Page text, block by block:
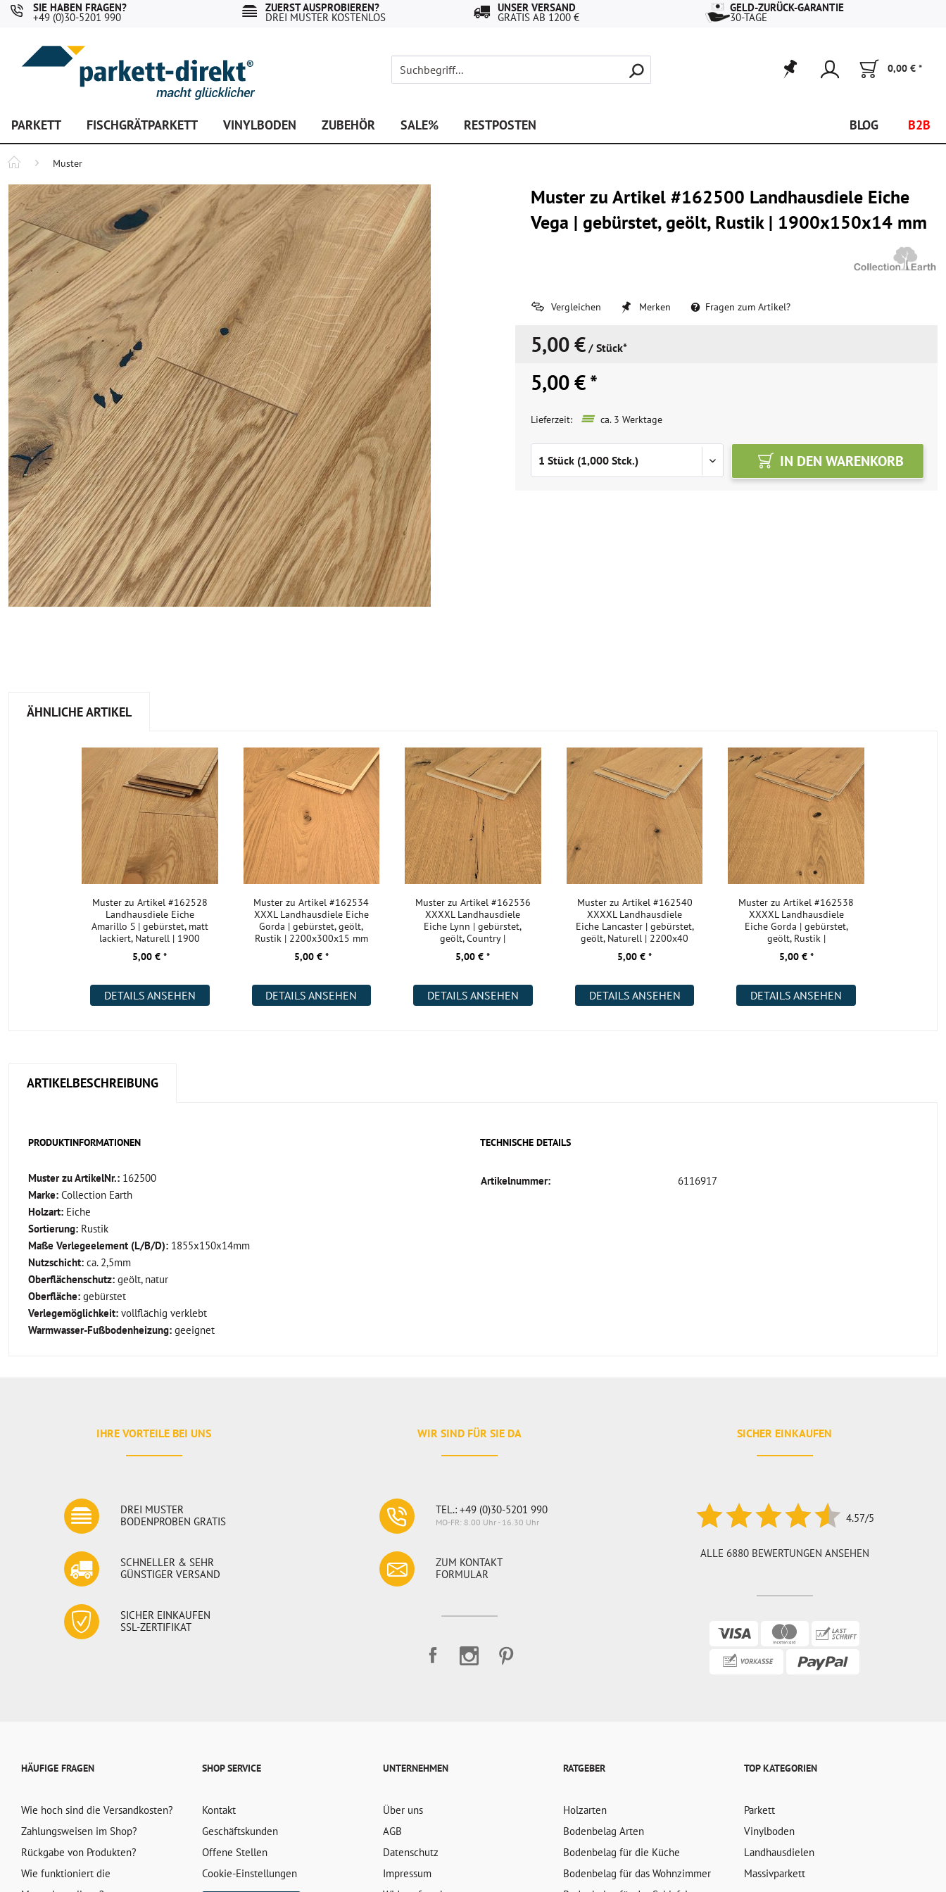
SIE HABEN FRAGEN?
+49 (0)30-5201 990
ZUERST AUSPROBIEREN?
DREI MUSTER KOSTENLOS
UNSER VERSAND
GRATIS AB 1200 €
GELD-ZURÜCK-GARANTIE
30-TAGE
0,00 € *
PARKETT FISCHGRÄTPARKETT VINYLBODEN ZUBEHÖR SALE% RESTPOSTEN BLOG B2B
Muster
Muster zu Artikel #162500 Landhausdiele Eiche
Vega | gebürstet, geölt, Rustik | 1900x150x14 mm
Vergleichen Merken Fragen zum Artikel?
5,00 € / Stück*
5,00 € *
Lieferzeit: ca. 3 Werktage
IN DEN WARENKORB
ÄHNLICHE ARTIKEL
Muster zu Artikel #162528
Landhausdiele Eiche
Amarillo S | gebürstet, matt
lackiert, Naturell | 1900
5,00 € *
DETAILS ANSEHEN
Muster zu Artikel #162534
XXXL Landhausdiele Eiche
Gorda | gebürstet, geölt,
Rustik | 2200x300x15 mm
5,00 € *
DETAILS ANSEHEN
Muster zu Artikel #162536
XXXXL Landhausdiele
Eiche Lynn | gebürstet,
geölt, Country |
2200x400x18 m
5,00 € *
DETAILS ANSEHEN
Muster zu Artikel #162540
XXXXL Landhausdiele
Eiche Lancaster | gebürstet,
geölt, Naturell | 2200x40
5,00 € *
DETAILS ANSEHEN
Muster zu Artikel #162538
XXXXL Landhausdiele
Eiche Gorda | gebürstet,
geölt, Rustik |
2200x400x18 m
5,00 € *
DETAILS ANSEHEN
ARTIKELBESCHREIBUNG
PRODUKTINFORMATIONEN
Muster zu ArtikelNr.: 162500
Marke: Collection Earth
Holzart: Eiche
Sortierung: Rustik
Maße Verlegeelement (L/B/D): 1855x150x14mm
Nutzschicht: ca. 2,5mm
Oberflächenschutz: geölt, natur
Oberfläche: gebürstet
Verlegemöglichkeit: vollflächig verklebt
Warmwasser-Fußbodenheizung: geeignet
TECHNISCHE DETAILS
Artikelnummer: 6116917
IHRE VORTEILE BEI UNS
DREI MUSTER
BODENPROBEN GRATIS
SCHNELLER & SEHR
GÜNSTIGER VERSAND
SICHER EINKAUFEN
SSL-ZERTIFIKAT
WIR SIND FÜR SIE DA
TEL.: +49 (0)30-5201 990
MO-FR: 8.00 Uhr - 16.30 Uhr
ZUM KONTAKT
FORMULAR
SICHER EINKAUFEN
4.57/5
ALLE 6880 BEWERTUNGEN ANSEHEN
HÄUFIGE FRAGEN
Wie hoch sind die Versandkosten?
Zahlungsweisen im Shop?
Rückgabe von Produkten?
Wie funktioniert die
SHOP SERVICE
Kontakt
Geschäftskunden
Offene Stellen
Cookie-Einstellungen
UNTERNEHMEN
Über uns
AGB
Datenschutz
Impressum
RATGEBER
Holzarten
Bodenbelag Arten
Bodenbelag für die Küche
Bodenbelag für das Wohnzimmer
TOP KATEGORIEN
Parkett
Vinylboden
Landhausdielen
Massivparkett